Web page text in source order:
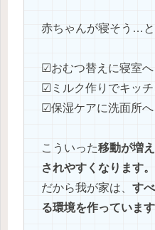
赤ちゃんが寝そう…と
☑おむつ替えに寝室へ
☑ミルク作りでキッ
☑保湿ケアに洗面所へ
こういった移動が増
されやすくなります。
だから我が家は、 す
る環境を作っています